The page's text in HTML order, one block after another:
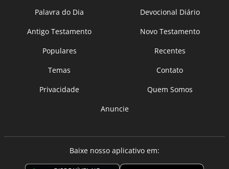
Palavra do Dia
Devocional Diário
Antigo Testamento
Novo Testamento
Populares
Recentes
Temas
Contato
Privacidade
Quem Somos
Anuncie
Baixe nosso aplicativo em: